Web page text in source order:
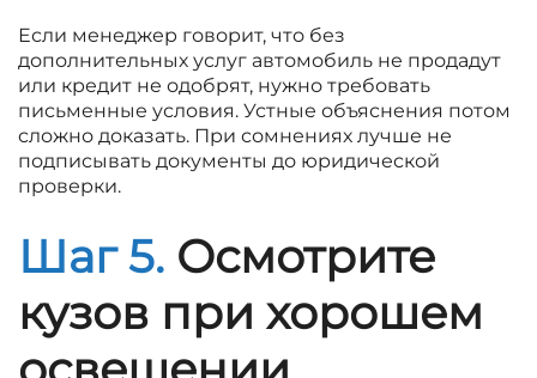
Если менеджер говорит, что без
дополнительных услуг автомобиль не продадут
или кредит не одобрят, нужно требовать
письменные условия. Устные объяснения потом
сложно доказать. При сомнениях лучше не
подписывать документы до юридической
проверки.
Шаг 5. Осмотрите
кузов при хорошем